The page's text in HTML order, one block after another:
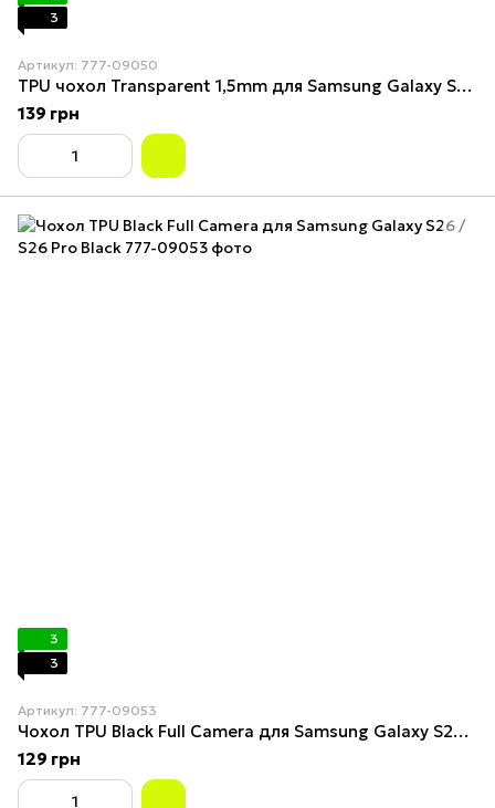
3
Артикул: 777-09050
TPU чохол Transparent 1,5mm для Samsung Galaxy S26 / S26 Pro Transparent
139 грн
3
3
Артикул: 777-09053
Чохол TPU Black Full Camera для Samsung Galaxy S26 / S26 Pro Black
129 грн